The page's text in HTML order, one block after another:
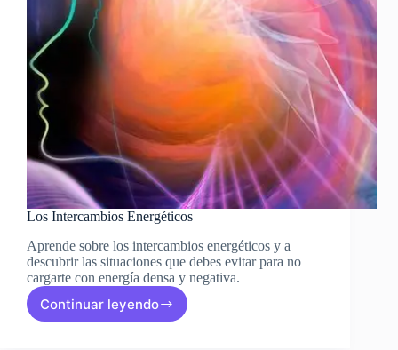
Los Intercambios Energéticos
Aprende sobre los intercambios energéticos y a
descubrir las situaciones que debes evitar para no
cargarte con energía densa y negativa.
Continuar leyendo
Los